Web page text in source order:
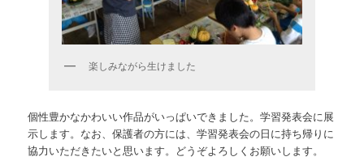
楽しみながら生けました
個性豊かなかわいい作品がいっぱいできました。学習発表会に展
示します。なお、保護者の方には、学習発表会の日に持ち帰りに
協力いただきたいと思います。どうぞよろしくお願いします。